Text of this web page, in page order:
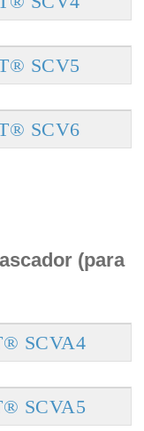
SCV5
SCV6
(para
SCVA4
SCVA5